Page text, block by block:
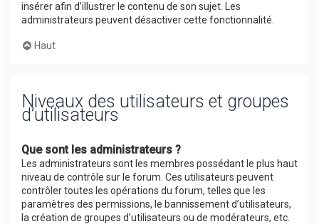
insérer afin d’illustrer le contenu de son sujet. Les
administrateurs peuvent désactiver cette fonctionnalité.
Haut
Niveaux des utilisateurs et groupes
d’utilisateurs
Que sont les administrateurs ?
Les administrateurs sont les membres possédant le plus haut
niveau de contrôle sur le forum. Ces utilisateurs peuvent
contrôler toutes les opérations du forum, telles que les
paramètres des permissions, le bannissement d’utilisateurs,
la création de groupes d’utilisateurs ou de modérateurs, etc.